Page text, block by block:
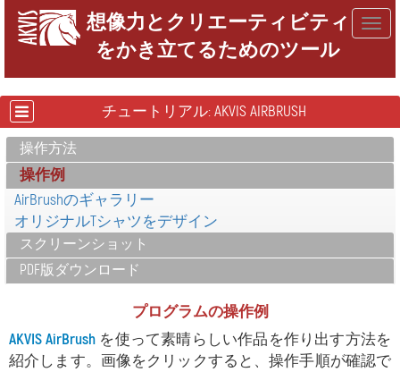
想像力とクリエーティビティ
をかき立てるためのツール
チュートリアル: AKVIS AIRBRUSH
操作方法
操作例
AirBrushのギャラリー
オリジナルTシャツをデザイン
スクリーンショット
PDF版ダウンロード
プログラムの操作例
AKVIS AirBrush を使って素晴らしい作品を作り出す方法を
紹介します。画像をクリックすると、操作手順が確認で